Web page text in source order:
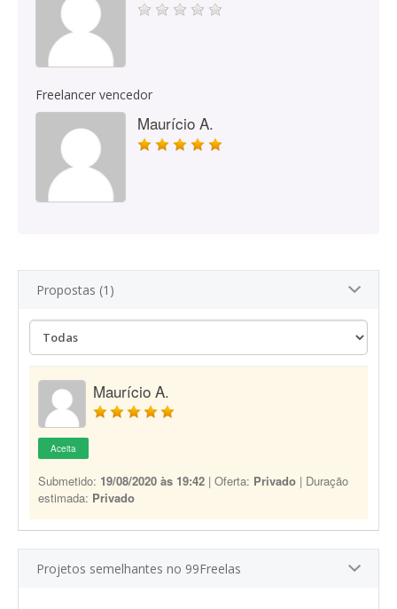
Freelancer vencedor
Maurício A.
Propostas (1)
Maurício A.
Aceita
Submetido: 19/08/2020 às 19:42 | Oferta: Privado | Duração
estimada: Privado
Projetos semelhantes no 99Freelas